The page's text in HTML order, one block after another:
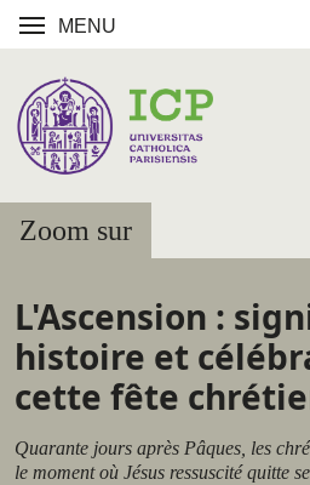
MENU
Zoom sur
L'Ascension :
histoire et
cette fête
Quarante jours après Pâques, les
le moment où Jésus ressuscité quitte